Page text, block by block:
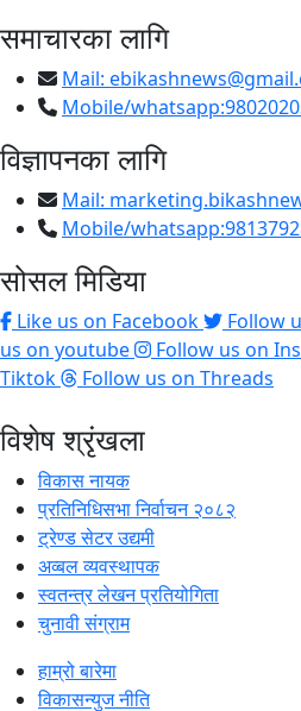
समाचारका लागि
Mail:
Mobile/
विज्ञापनका लागि
Mail:
Mobile/
सोसल मिडिया
Like us on Facebook Follow
us on youtube
Follow us on
Tiktok
Follow us on Threads
विशेष श्रृंखला
विकास नायक
प्रतिनिधिसभा निर्वाचन २०८२
ट्रेण्ड सेटर उद्यमी
अव्बल व्यवस्थापक
स्वतन्त्र लेखन प्रतियोगिता
चुनावी संग्राम
हाम्रो बारेमा
विकासन्युज नीति